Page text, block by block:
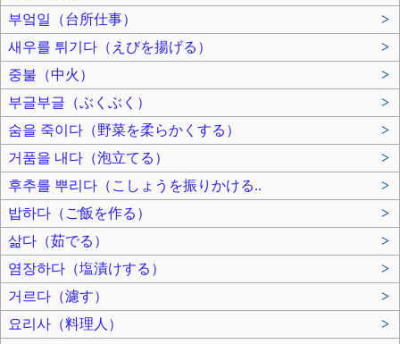
부엌일（台所仕事）
>
새우를 튀기다（えびを揚げる）
>
중불（中火）
>
부글부글（ぶくぶく）
>
숨을 죽이다（野菜を柔らかくする）
>
거품을 내다（泡立てる）
>
후추를 뿌리다（こしょうを振りかける..
>
밥하다（ご飯を作る）
>
삶다（茹でる）
>
염장하다（塩漬けする）
>
거르다（濾す）
>
요리사（料理人）
>